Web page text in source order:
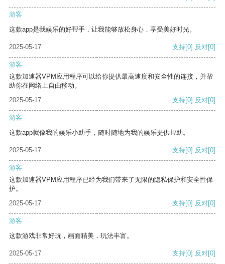
游客
这款app是我娱乐的好帮手，让我能够放松身心，享受美好时光。
2025-05-17 支持[0] 反对[0]
游客
这款加速器VPM应用程序可以给你提供最高速度和安全性的连接，并帮
助你在网络上自由移动。
2025-05-17
支持[0] 反对[0]
游客
这款app就像我的娱乐小助手，随时随地为我的娱乐提供帮助。
2025-05-17 支持[0] 反对[0]
游客
这款加速器VPM应用程序已经为我们带来了无限的隐私保护和安全性保
护。
2025-05-17
支持[0] 反对[0]
游客
这款游戏非常好玩，画面精美，玩法丰富。
2025-05-17 支持[0] 反对[0]